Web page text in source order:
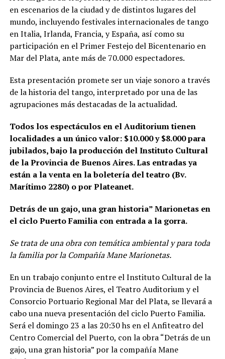
en escenarios de la ciudad y de distintos lugares del
mundo, incluyendo festivales internacionales de tango
en Italia, Irlanda, Francia, y España, así como su
participación en el Primer Festejo del Bicentenario en
Mar del Plata, ante más de 70.000 espectadores.
Esta presentación promete ser un viaje sonoro a través
de la historia del tango, interpretado por una de las
agrupaciones más destacadas de la actualidad.
Todos los espectáculos en el Auditorium tienen
localidades a un único valor: $10.000 y $8.000 para
jubilados, bajo la producción del Instituto Cultural
de la Provincia de Buenos Aires. Las entradas ya
están a la venta en la boletería del teatro (Bv.
Marítimo 2280) o por Plateanet.
Detrás de un gajo, una gran historia” Marionetas en
el ciclo Puerto Familia con entrada a la gorra.
Se trata de una obra con temática ambiental y para toda
la familia por la Compañía Mane Marionetas.
En un trabajo conjunto entre el Instituto Cultural de la
Provincia de Buenos Aires, el Teatro Auditorium y el
Consorcio Portuario Regional Mar del Plata, se llevará a
cabo una nueva presentación del ciclo Puerto Familia.
Será el domingo 23 a las 20:30 hs en el Anfiteatro del
Centro Comercial del Puerto, con la obra “Detrás de un
gajo, una gran historia” por la compañía Mane